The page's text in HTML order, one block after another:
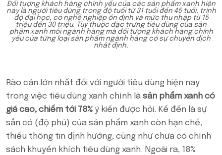
Đối tượng khách hàng chính yếu của các sản phẩm xanh hiện
nay là người tiêu dùng trong độ tuổi từ 31 tuổi đến 45 tuổi, trình
độ đại học, có nghề nghiệp ổn định và mức thu nhập từ 15
triệu đến 30 triệu. Tùy thuộc đặc trưng tiêu dùng của sản
phẩm xanh mỗi ngành hàng mà đối tượng khách hàng chính
yếu của từng loại sản phẩm ngành hàng có sự chuyển dịch
nhất định.
Rào cản lớn nhất đối với người tiêu dùng hiện nay
trong việc tiêu dùng xanh chính là sản phẩm xanh có
giá cao, chiếm tới 78% ý kiến được hỏi. Kế đến là sự
sẵn có (độ phủ) của sản phẩm xanh còn hạn chế,
thiếu thông tin định hướng, cũng như chưa có chính
sách khuyến khích tiêu dùng xanh. Ngoài ra, 18%